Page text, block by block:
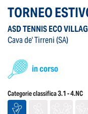
TORNEO
ASD TENNIS ECO
Cava de' Tirreni(SA)
in corso
Categorie classifica 3.1 - 4.NC